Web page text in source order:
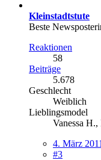
Kleinstadtstute
Beste
Reaktionen
58
Beiträge
5.678
Geschlecht
Weiblich
Lieblingsmodel
Vanessa
4. März
#3